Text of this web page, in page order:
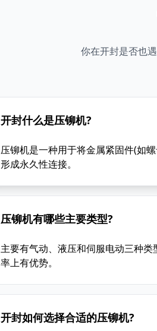
你在开封是否也
开封什么是压铆机?
压铆机是一种用于将金属紧固件(如
形成永久性连接。
压铆机有哪些主要类型?
主要有气动、液压和伺服电动三种
率上有优势。
开封如何选择合适的压铆机?